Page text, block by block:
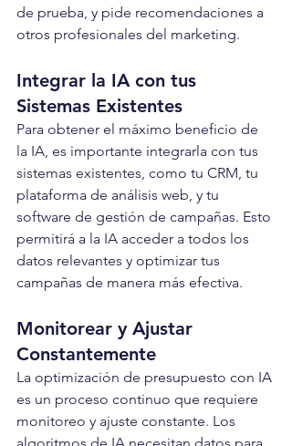
de prueba, y pide recomendaciones a
otros profesionales del marketing.
Integrar la IA con tus
Sistemas Existentes
Para obtener el máximo beneficio de
la IA, es importante integrarla con tus
sistemas existentes, como tu CRM, tu
plataforma de análisis web, y tu
software de gestión de campañas. Esto
permitirá a la IA acceder a todos los
datos relevantes y optimizar tus
campañas de manera más efectiva.
Monitorear y Ajustar
Constantemente
La optimización de presupuesto con IA
es un proceso continuo que requiere
monitoreo y ajuste constante. Los